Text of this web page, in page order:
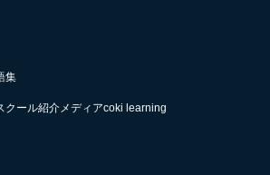
集
クール紹介メディアcoki learning